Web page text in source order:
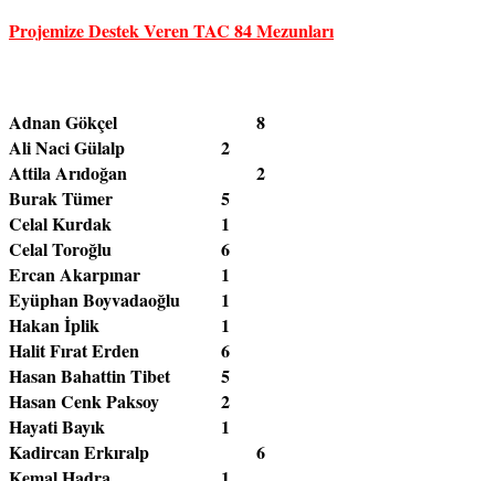
Projemize Destek Veren TAC 84 Mezunları
Adnan Gökçel				8
Ali Naci Gülalp 			2
Attila Arıdoğan				2
Burak Tümer				5
Celal Kurdak				1
Celal Toroğlu				6
Ercan Akarpınar			1
Eyüphan Boyvadaoğlu		1
Hakan İplik				1
Halit Fırat Erden			6
Hasan Bahattin Tibet		5
Hasan Cenk Paksoy		2
Hayati Bayık				1
Kadircan Erkıralp			6